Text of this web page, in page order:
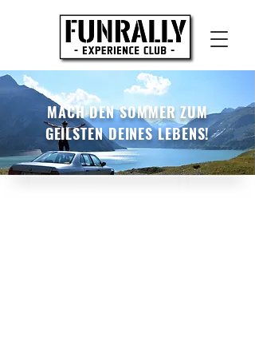
MACH DEN SOMMER ZUM
GEILSTEN DEINES LEBENS!